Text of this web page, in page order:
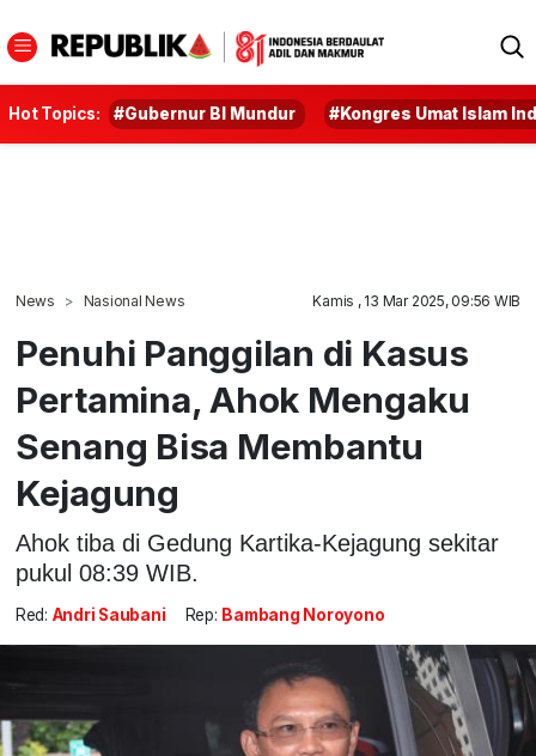
Hot Topics: #Gubernur BI Mundur #Kongres Umat Islam
News Nasional News Kamis , 13 Mar 2025, 09:56 WIB
Penuhi Panggilan di Kasus
Pertamina, Ahok Mengaku
Senang Bisa Membantu
Kejagung
Ahok tiba di Gedung Kartika-Kejagung sekitar
pukul 08:39 WIB.
Red: Andri Saubani Rep: Bambang Noroyono